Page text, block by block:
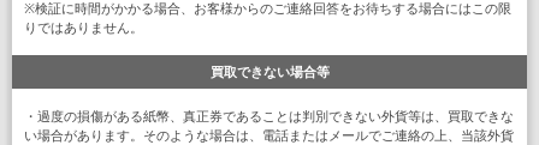
※検証に時間がかかる場合、お客様からのご連絡回答をお待ちする場合にはこの限
りではありません。
買取できない場合等
・過度の損傷がある紙幣、真正券であることは判別できない外貨等は、買取できな
い場合があります。そのような場合は、電話またはメールでご連絡の上、当該外貨